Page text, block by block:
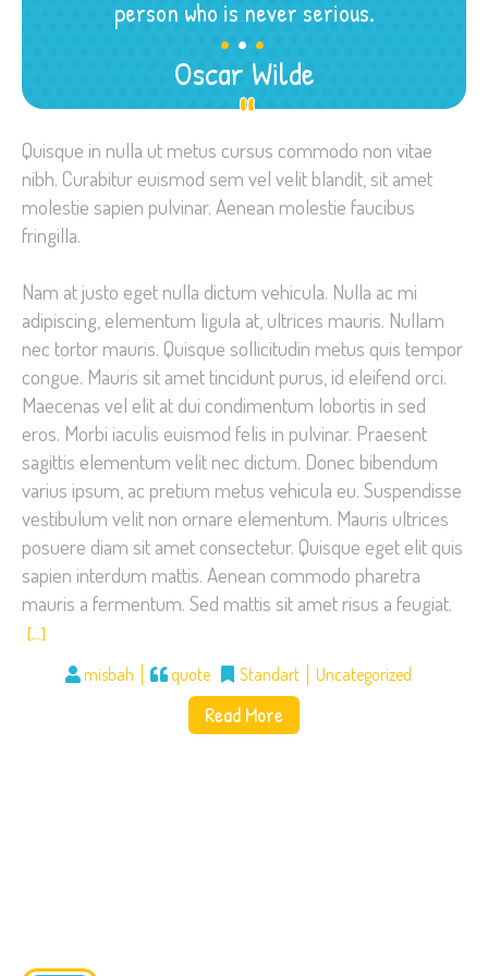
person who is never serious.
...
Oscar Wilde
Quisque in nulla ut metus cursus commodo non vitae
nibh. Curabitur euismod sem vel velit blandit, sit amet
molestie sapien pulvinar. Aenean molestie faucibus
fringilla.
Nam at justo eget nulla dictum vehicula. Nulla ac mi
adipiscing, elementum ligula at, ultrices mauris. Nullam
nec tortor mauris. Quisque sollicitudin metus quis tempor
congue. Mauris sit amet tincidunt purus, id eleifend orci.
Maecenas vel elit at dui condimentum lobortis in sed
eros. Morbi iaculis euismod felis in pulvinar. Praesent
sagittis elementum velit nec dictum. Donec bibendum
varius ipsum, ac pretium metus vehicula eu. Suspendisse
vestibulum velit non ornare elementum. Mauris ultrices
posuere diam sit amet consectetur. Quisque eget elit quis
sapien interdum mattis. Aenean commodo pharetra
mauris a fermentum. Sed mattis sit amet risus a feugiat.
[…]
misbah quote Standart Uncategorized
Read More